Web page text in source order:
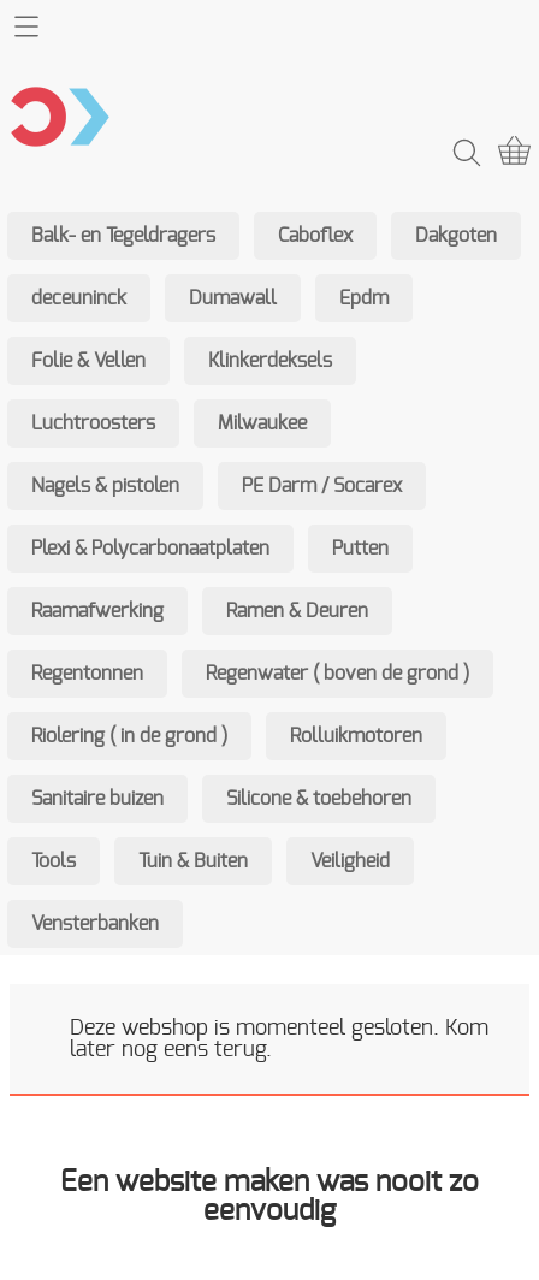
Home
Webshop
Caboflex
Dakgoten
Folie & Vellen
Klinkerdeksels
Nagels & pistolen
PE Darm / Socarex
Ramen & Deuren
Regenwater ( boven de grond )
Riolering ( in de grond )
Silicone & toebehoren
Balk- en Tegeldragers Caboflex Dakgoten
deceuninck Dumawall Epdm
Folie & Vellen Klinkerdeksels
Luchtroosters Milwaukee
Nagels & pistolen PE Darm / Socarex
Plexi & Polycarbonaatplaten Putten
Raamafwerking Ramen & Deuren
Regentonnen Regenwater ( boven de grond )
Riolering ( in de grond ) Rolluikmotoren
Sanitaire buizen Silicone & toebehoren
Tools Tuin & Buiten Veiligheid
Vensterbanken
Deze webshop is momenteel gesloten. Kom
later nog eens terug.
Een website maken was nooit zo
eenvoudig